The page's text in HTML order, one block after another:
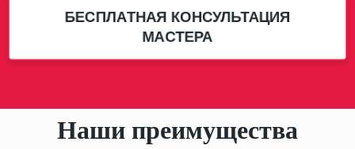
БЕСПЛАТНАЯ КОНСУЛЬТАЦИЯ
МАСТЕРА
Наши преимущества